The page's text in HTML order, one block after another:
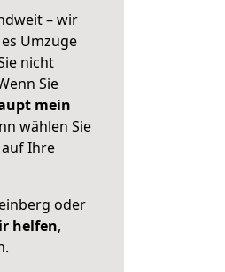
– wir
Umzüge
nicht
Sie
mein
wählen Sie
Ihre
oder
helfen,